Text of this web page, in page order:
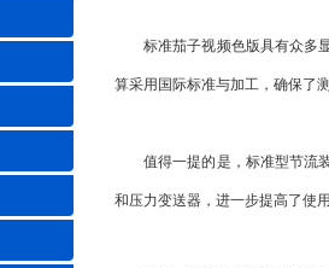
标准茄子视频色版具有众多显
算采用国际标准与加工，确保了
值得一提的是，标准型节流装
和压力变送器，进一步提高了使